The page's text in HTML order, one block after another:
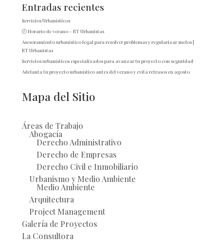
Entradas recientes
Servicios Urbanísticos
🕘 Horario de verano – RT Urbanistas
Asesoramiento urbanístico legal para resolver problemas y regularizar suelos |
RT Urbanistas
Servicios urbanísticos especializados para avanzar tu proyecto con seguridad
Adelanta tu proyecto urbanístico antes del verano y evita retrasos en agosto
Mapa del Sitio
Áreas de Trabajo
Abogacía
Derecho Administrativo
Derecho de Empresas
Derecho Civil e Inmobiliario
Urbanismo y Medio Ambiente
Medio Ambiente
Arquitectura
Project Management
Galería de Proyectos
La Consultora